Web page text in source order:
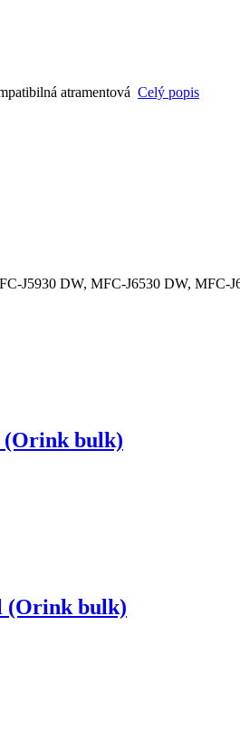
atramentová Celý popis
J5930 DW, MFC-J6530 DW,
(Orink bulk)
(Orink bulk)